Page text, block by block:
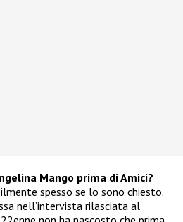
Mango prima di Amici?
spesso se lo sono chiesto.
nell’intervista rilasciata al